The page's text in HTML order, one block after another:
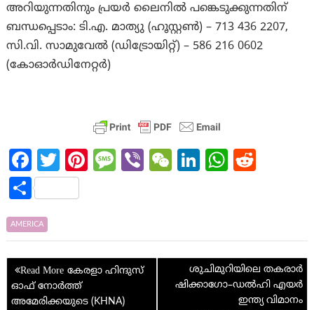
അറിയുന്നതിനും പ്രയർ ലൈനിൽ പങ്കെടുക്കുന്നതിന്
ബന്ധപ്പെടാം: ടി.എ. മാത്യു (ഹൂസ്റ്റണ്‍) – 713 436 2207,
സി.വി. സാമുവേൽ (ഡിട്രോയിറ്റ്) – 586 216 0602
(കോഓർഡിനേറ്റർ)
Fa
ce
b
o
o
k
T
w
itt
Pi
t
M
e
Vi W
at
Li
n
W
A
p
p
t
S
h
ar
e
AMERICA
Post
navigation
കേരളാ ഹിന്ദുസ്
ഓഫ് നോർത്ത്
അമേരിക്കയുടെ (KHNA)
ശുചിമുറിയിലെ തകരാർ
ഷിക്കാഗോ–ഡൽഹി എയർ
ഇന്ത്യ വിമാനം